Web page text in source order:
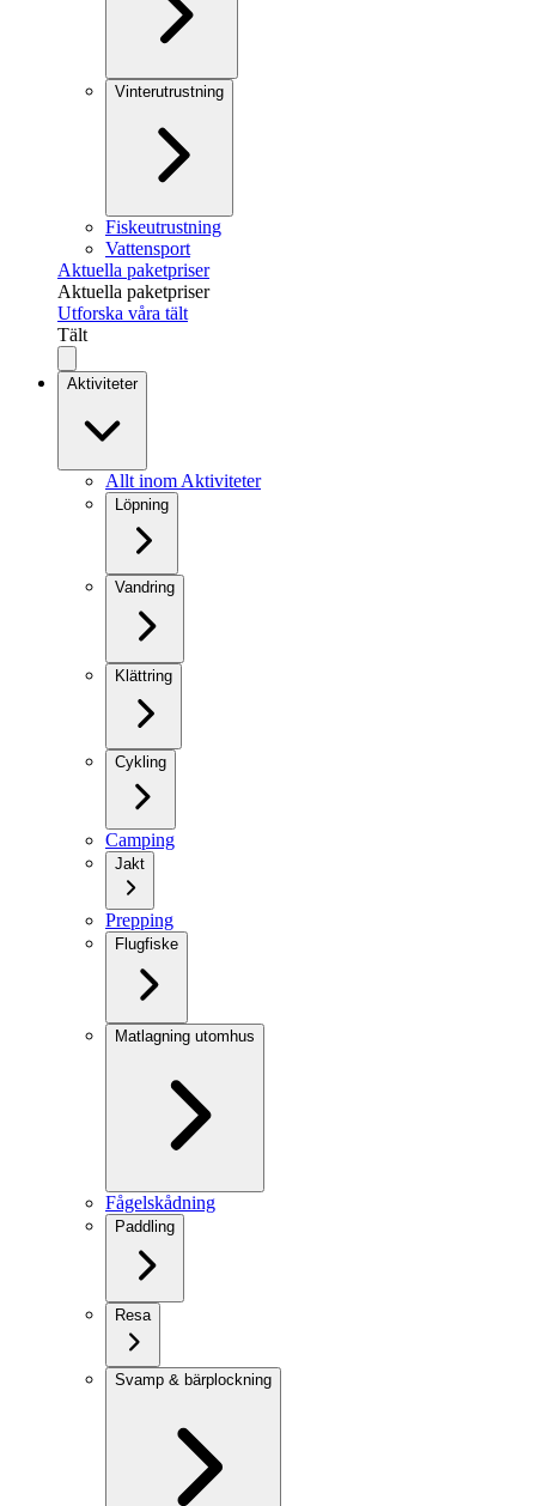
Vinterutrustning
Fiskeutrustning
Vattensport
Aktuella paketpriser
Aktuella paketpriser
Utforska våra tält
Tält
Aktiviteter
Allt inom Aktiviteter
Löpning
Vandring
Klättring
Cykling
Camping
Jakt
Prepping
Flugfiske
Matlagning utomhus
Fågelskådning
Paddling
Resa
Svamp & bärplockning